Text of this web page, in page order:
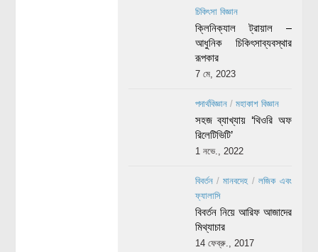
চিকিৎসা বিজ্ঞান
ক্লিনিক্যাল ট্রায়াল –
আধুনিক চিকিৎসাব্যবস্থার
রূপকার
7 মে, 2023
পদার্থবিজ্ঞান/ মহাকাশ বিজ্ঞান
সহজ ব্যাখ্যায় ‘থিওরি অফ
রিলেটিভিটি’
1 নভে., 2022
বিবর্তন/মানবদেহ /লজিক এবং
ফ্যালাসি
বিবর্তন নিয়ে আরিফ আজাদের
মিথ্যাচার
14 ফেব্রু., 2017